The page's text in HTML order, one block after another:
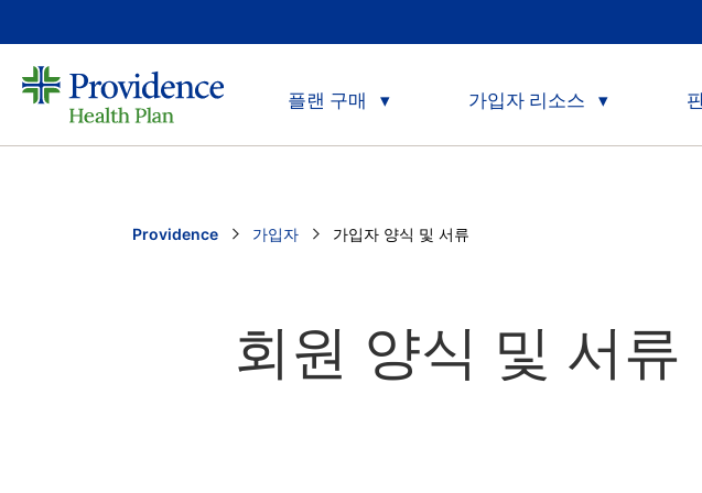
플랜 구매 가입자 리소스
Providence 가입자 Current:
가입자 양식 및 서류
회원 양식 및 서류